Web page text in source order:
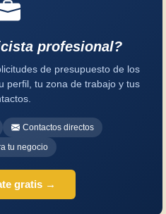
profesional?
de presupuesto de los
perfil, tu zona de trabajo y tus
Contactos directos
tu negocio
gratis →